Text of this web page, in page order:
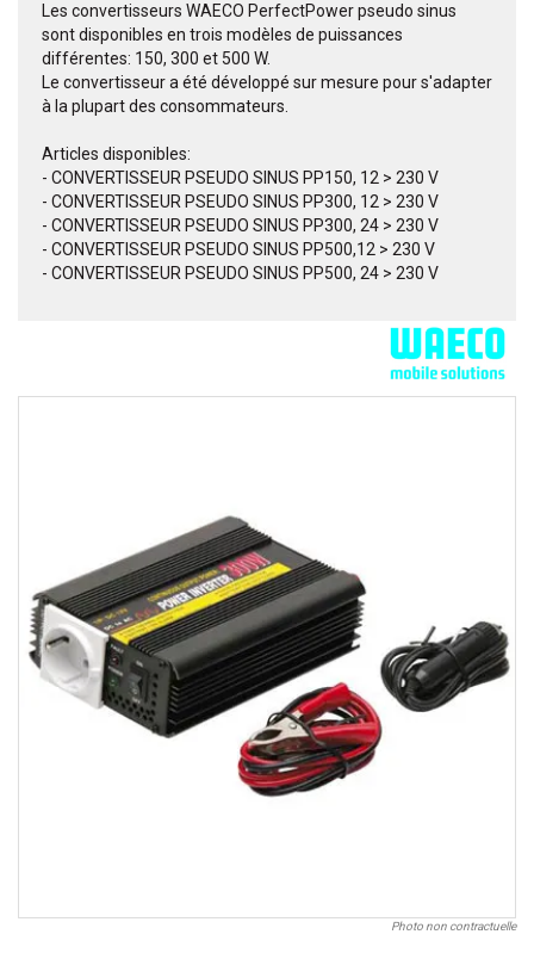
Les convertisseurs WAECO PerfectPower pseudo sinus
sont disponibles en trois modèles de puissances
différentes: 150, 300 et 500 W.
Le convertisseur a été développé sur mesure pour s'adapter
à la plupart des consommateurs.
Articles disponibles:
- CONVERTISSEUR PSEUDO SINUS PP150, 12 > 230 V
- CONVERTISSEUR PSEUDO SINUS PP300, 12 > 230 V
- CONVERTISSEUR PSEUDO SINUS PP300, 24 > 230 V
- CONVERTISSEUR PSEUDO SINUS PP500,12 > 230 V
- CONVERTISSEUR PSEUDO SINUS PP500, 24 > 230 V
Photo non contractuelle